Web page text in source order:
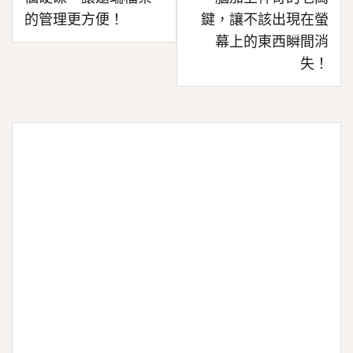
導
覽
的管理更方便！
鍵，讓不該出現在螢
幕上的東西瞬間消
失！